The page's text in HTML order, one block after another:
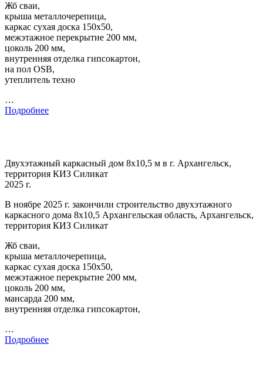
Жб сваи,
крыша металлочерепица,
каркас сухая доска 150х50,
межэтажное перекрытие 200 мм,
цоколь 200 мм,
внутренняя отделка гипсокартон,
на пол OSB,
утеплитель техно
…
Подробнее
Двухэтажный каркасный дом 8х10,5 м в г. Архангельск,
территория КИЗ Силикат
2025 г.
В ноябре 2025 г. закончили строительство двухэтажного
каркасного дома 8х10,5 Архангельская область, Архангельск,
территория КИЗ Силикат
Жб сваи,
крыша металлочерепица,
каркас сухая доска 150х50,
межэтажное перекрытие 200 мм,
цоколь 200 мм,
мансарда 200 мм,
внутренняя отделка гипсокартон,
…
Подробнее